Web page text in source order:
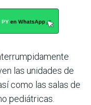
las unidades de
como las salas de
pediátricas.